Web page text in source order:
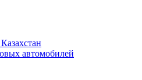
автомобилей